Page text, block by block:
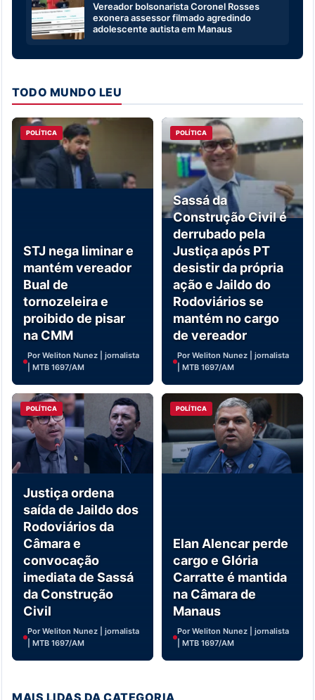
Vereador bolsonarista Coronel Rosses
exonera assessor filmado agredindo
adolescente autista em Manaus
TODO MUNDO LEU
POLÍTICA
STJ nega liminar e
mantém vereador
Bual de
tornozeleira e
proibido de pisar
na CMM
Por Weliton Nunez | jornalista
| MTB 1697/AM
POLÍTICA
Sassá da
Construção Civil é
derrubado pela
Justiça após PT
desistir da própria
ação e Jaildo do
Rodoviários se
mantém no cargo
de vereador
Por Weliton Nunez | jornalista
| MTB 1697/AM
POLÍTICA
Justiça ordena
saída de Jaildo dos
Rodoviários da
Câmara e
convocação
imediata de Sassá
da Construção
Civil
Por Weliton Nunez | jornalista
| MTB 1697/AM
POLÍTICA
Elan Alencar perde
cargo e Glória
Carratte é mantida
na Câmara de
Manaus
Por Weliton Nunez | jornalista
| MTB 1697/AM